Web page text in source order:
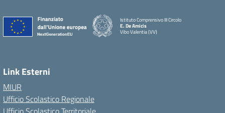
Istituto Comprensivo III Circolo
E. De Amicis
Vibo Valentia (VV)
Link Esterni
MIUR
Ufficio Scolastico Regionale